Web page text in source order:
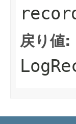
戻り値: